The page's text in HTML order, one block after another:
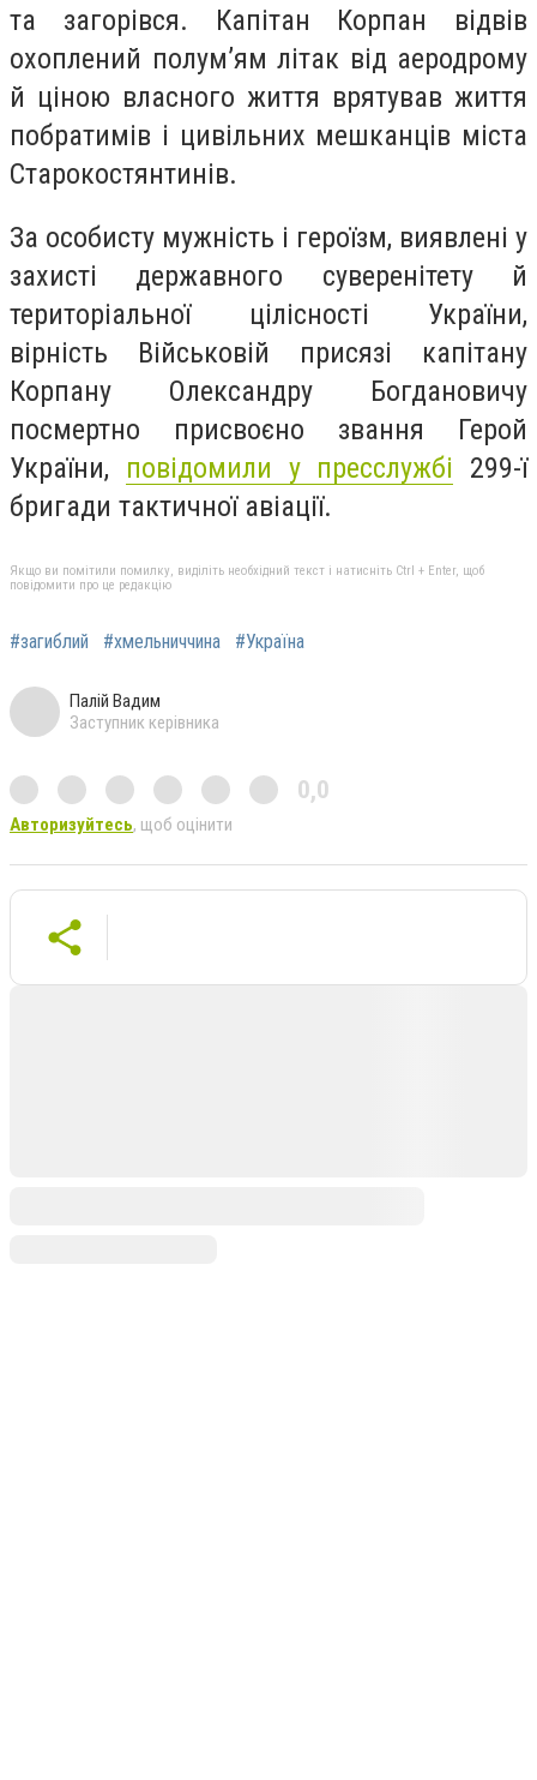
та загорівся. Капітан Корпан відвів
охоплений полум’ям літак від аеродрому
й ціною власного життя врятував життя
побратимів і цивільних мешканців міста
Старокостянтинів.
За особисту мужність і героїзм, виявлені у
захисті державного суверенітету й
територіальної цілісності України,
вірність Військовій присязі капітану
Корпану Олександру Богдановичу
посмертно присвоєно звання Герой
України, повідомили у пресслужбі 299-ї
бригади тактичної авіації.
Якщо ви помітили помилку, виділіть необхідний текст і натисніть Ctrl + Enter, щоб
повідомити про це редакцію
#загиблий #хмельниччина #Україна
Палій Вадим
Заступник керівника
0,0
Авторизуйтесь, щоб оцінити